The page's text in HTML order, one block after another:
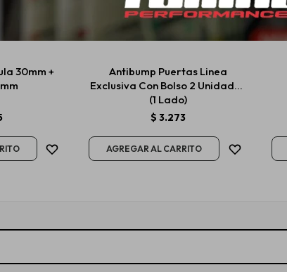
30mm +
Antibump Puertas Linea
Exclusiva Con Bolso 2 Unidades
(1 Lado)
$ 3.273